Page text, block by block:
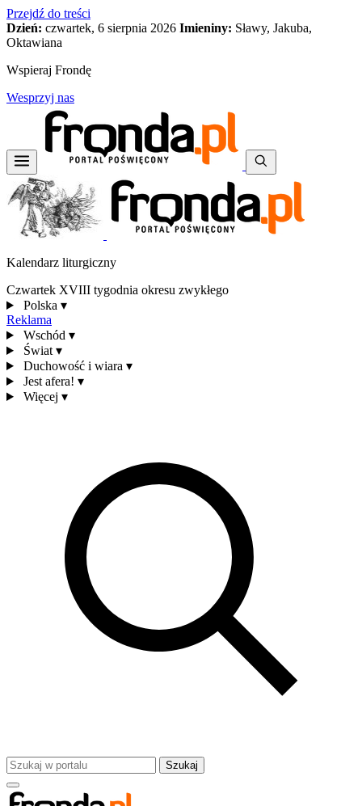
Przejdź do treści
Dzień: czwartek, 6 sierpnia 2026 Imieniny: Sławy, Jakuba,
Oktawiana
Wspieraj Frondę
Wesprzyj nas
Kalendarz liturgiczny
Czwartek XVIII tygodnia okresu zwykłego
Polska ▾
Reklama
Wschód ▾
Świat ▾
Duchowość i wiara ▾
Jest afera! ▾
Więcej ▾
Szukaj